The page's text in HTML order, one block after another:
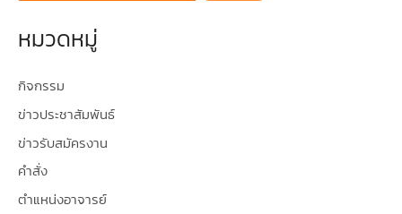
หมวดหมู่
กิจกรรม
ข่าวประชาสัมพันธ์
ข่าวรับสมัครงาน
คำสั่ง
ตำแหน่งอาจารย์